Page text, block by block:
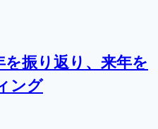
を振り返り、来年を
ング